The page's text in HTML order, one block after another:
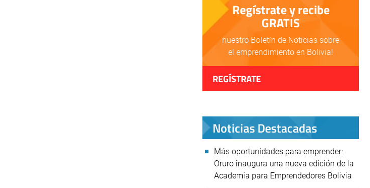
Regístrate y recibe
GRATIS
nuestro Boletín de Noticias sobre
el emprendimiento en Bolivia!
REGÍSTRATE
Noticias Destacadas
Más oportunidades para emprender:
Oruro inaugura una nueva edición de la
Academia para Emprendedores Bolivia